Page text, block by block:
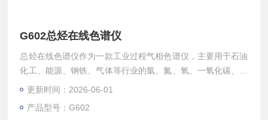
G602总烃在线色谱仪
总烃在线色谱仪作为一款工业过程气相色谱仪，主要用于石油
化工、能源、钢铁、气体等行业的氩、氮、氧、一氧化碳、二
氧化碳、空气中的总烃在线检测；过程仪表控制精准，满足脱
更新时间：2026-06-01
产品型号：G602